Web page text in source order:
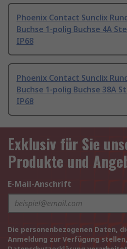
Phoenix Contact Sunclix
Buchse 1-polig Buchse 4A
IP68
Phoenix Contact Sunclix
Buchse 1-polig Buchse 38A
IP68
Exklusiv für Sie
Produkte und
E-Mail-Anschrift
Die personenbezogenen Daten,
Anmeldung zur Verfügung